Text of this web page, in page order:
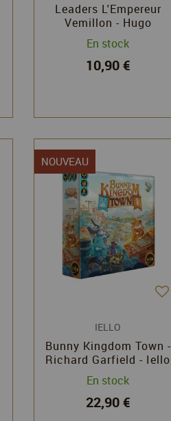
Leaders L'Empereur
Vemillon - Hugo
Frénoy - Studio H
En stock
10,90 €
NOUVEAU
IELLO
Bunny Kingdom Town -
Richard Garfield - Iello
En stock
22,90 €